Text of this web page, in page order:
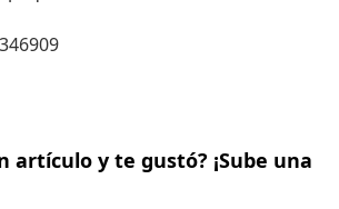
artículo y te gustó? ¡Sube una